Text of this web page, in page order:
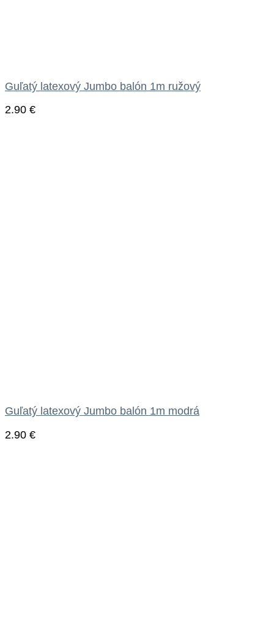
Guľatý latexový Jumbo balón 1m ružový
2.90 €
Guľatý latexový Jumbo balón 1m modrá
2.90 €